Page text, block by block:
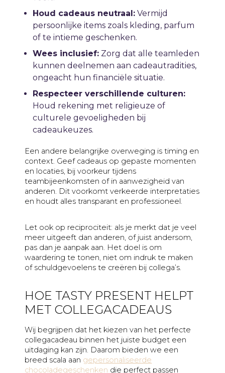
Houd cadeaus neutraal: Vermijd
persoonlijke items zoals kleding, parfum
of te intieme geschenken.
Wees inclusief: Zorg dat alle teamleden
kunnen deelnemen aan cadeautradities,
ongeacht hun financiële situatie.
Respecteer verschillende culturen:
Houd rekening met religieuze of
culturele gevoeligheden bij
cadeaukeuzes.
Een andere belangrijke overweging is timing en
context. Geef cadeaus op gepaste momenten
en locaties, bij voorkeur tijdens
teambijeenkomsten of in aanwezigheid van
anderen. Dit voorkomt verkeerde interpretaties
en houdt alles transparant en professioneel.
Let ook op reciprociteit: als je merkt dat je veel
meer uitgeeft dan anderen, of juist andersom,
pas dan je aanpak aan. Het doel is om
waardering te tonen, niet om indruk te maken
of schuldgevoelens te creëren bij collega’s.
HOE TASTY PRESENT HELPT
MET COLLEGACADEAUS
Wij begrijpen dat het kiezen van het perfecte
collegacadeau binnen het juiste budget een
uitdaging kan zijn. Daarom bieden we een
breed scala aan gepersonaliseerde
chocoladegeschenken die perfect passen